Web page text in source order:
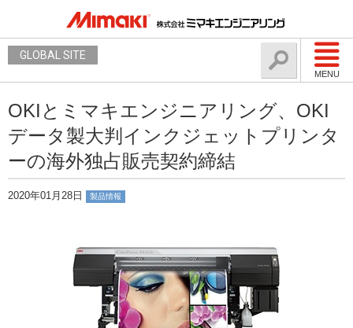
MENU
GLOBAL SITE
OKIとミマキエンジニアリング、OKI
データ製大判インクジェットプリンタ
ーの海外独占販売契約締結
2020年01月28日 製品情報